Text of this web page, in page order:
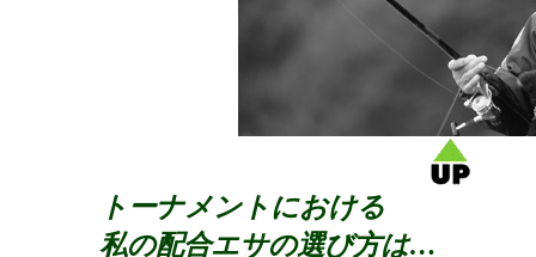
トーナメントにおける
私の配合エサの選び方は…